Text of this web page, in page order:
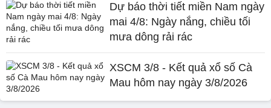
Dự báo thời tiết miền Nam ngày
mai 4/8: Ngày nắng, chiều tối
mưa dông rải rác
XSCM 3/8 - Kết quả xổ số Cà
Mau hôm nay ngày 3/8/2026